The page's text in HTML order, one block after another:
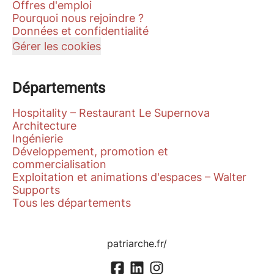
Offres d'emploi
Pourquoi nous rejoindre ?
Données et confidentialité
Gérer les cookies
Départements
Hospitality – Restaurant Le Supernova
Architecture
Ingénierie
Développement, promotion et
commercialisation
Exploitation et animations d'espaces – Walter
Supports
Tous les départements
patriarche.fr/